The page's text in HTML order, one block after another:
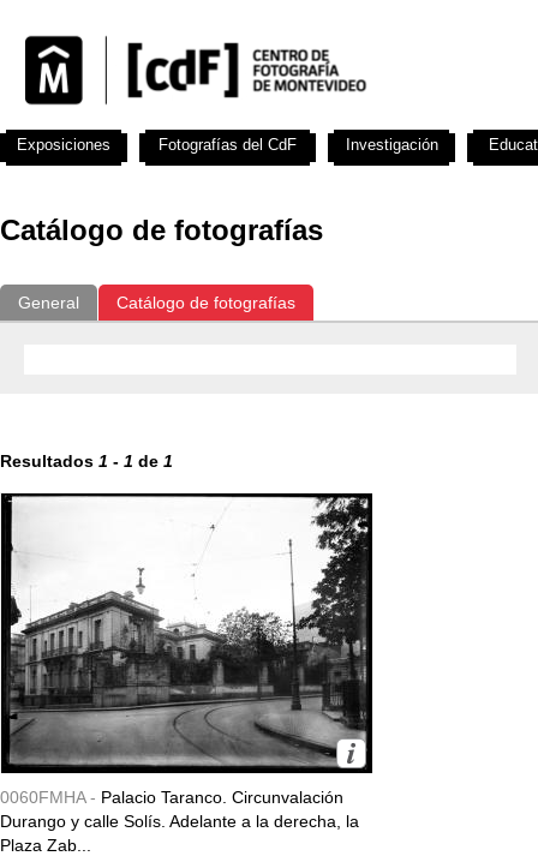
Catálogo de fotografías
General Catálogo de fotografías
Resultados 1 - 1 de 1
0060FMHA - Palacio Taranco. Circunvalación
Durango y calle Solís. Adelante a la derecha, la
Plaza Zab...
Exposiciones Fotografías del CdF Investigación